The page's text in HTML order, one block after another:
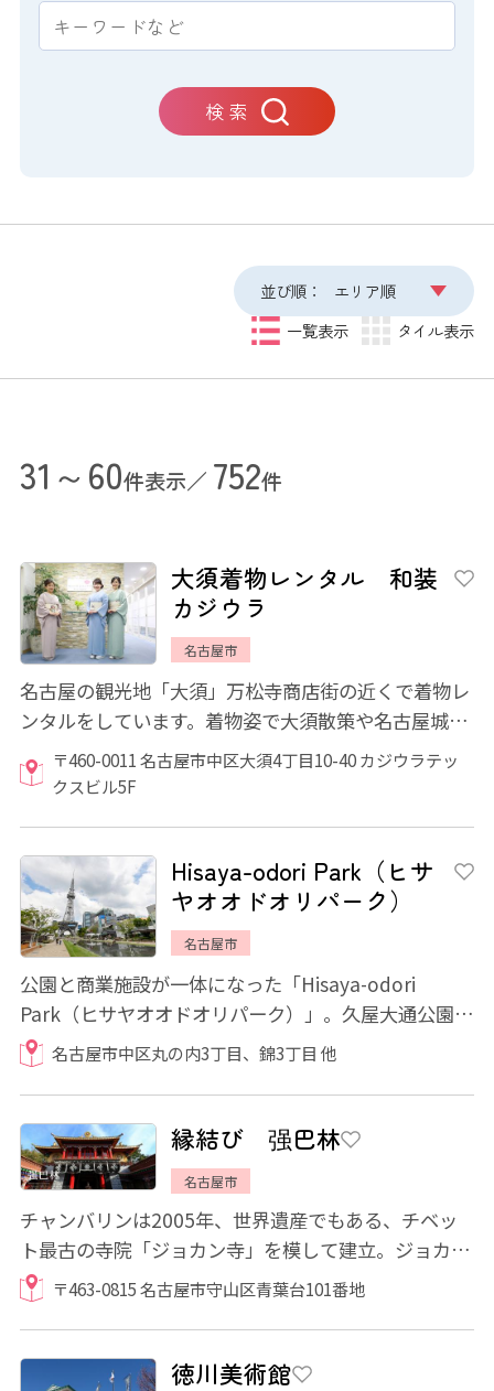
検 索
並び順：
エリア順
一覧表示
タイル表示
31～60件表示／ 752件
大須着物レンタル 和装
カジウラ
名古屋市
名古屋の観光地「大須」万松寺商店街の近くで着物レ
ンタルをしています。着物姿で大須散策や名古屋城な
ど名古屋観光してみませんか？リーズナブル...
〒460-0011 名古屋市中区大須4丁目10-40 カジウラテッ
クスビル5F
Hisaya-odori Park（ヒサ
ヤオオドオリパーク）
名古屋市
公園と商業施設が一体になった「Hisaya-odori
Park（ヒサヤオオドオリパーク）」。久屋大通公園内
のテレビ塔エリアと北エリアに2020年9月18日に新...
名古屋市中区丸の内3丁目、錦3丁目 他
縁結び 强巴林
名古屋市
チャンバリンは2005年、世界遺産でもある、チベッ
ト最古の寺院「ジョカン寺」を模して建立。ジョカン
寺が正式に認めた日本でただ一つの寺院として...
〒463-0815 名古屋市守山区青葉台101番地
徳川美術館